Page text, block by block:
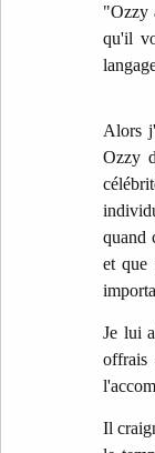
"Ozzy
qu'il
Alors
Ozzy
quand
et que
Je lui
offrais
Il